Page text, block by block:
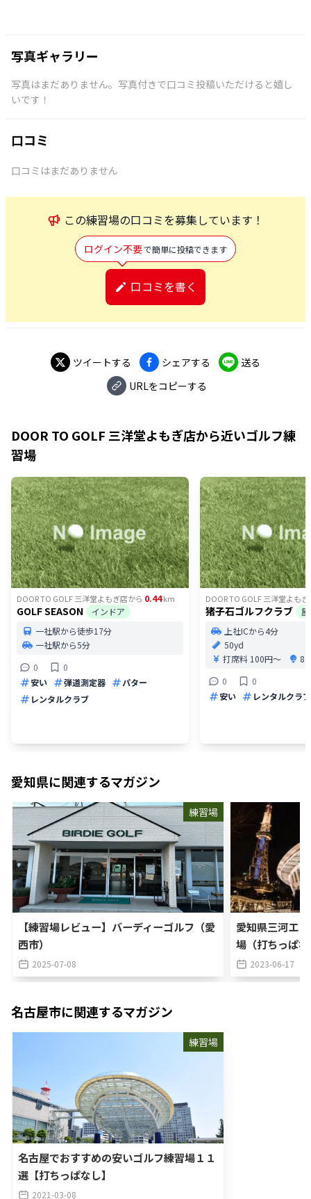
写真ギャラリー
写真はまだありません。写真付きで口コミ投稿いただけると嬉し
いです！
口コミ
口コミはまだありません
この練習場の口コミを募集しています！
ログイン不要で簡単に投稿できます
口コミを書く
ツイートする シェアする
送る
URLをコピーする
DOOR TO GOLF 三洋堂よもぎ店から近いゴルフ練
習場
DOOR TO GOLF 三洋堂よもぎ店から 0.44km
GOLF SEASON
インドア
一社駅から徒歩17分
一社駅から5分
0
0
安い
弾道測定器
パター
レンタルクラブ
DOOR TO GOLF 三洋堂よもぎ
猪子石ゴルフクラブ
上社ICから4分
50yd
打席料 100円〜
0
0
安い
レンタルクラブ
愛知県に関連するマガジン
練習場
【練習場レビュー】バーディーゴルフ（愛
西市）
2025-07-08
愛知県三河エ
場（打ちっぱ
2023-06-17
名古屋市に関連するマガジン
練習場
名古屋でおすすめの安いゴルフ練習場１１
選【打ちっぱなし】
2021-03-08